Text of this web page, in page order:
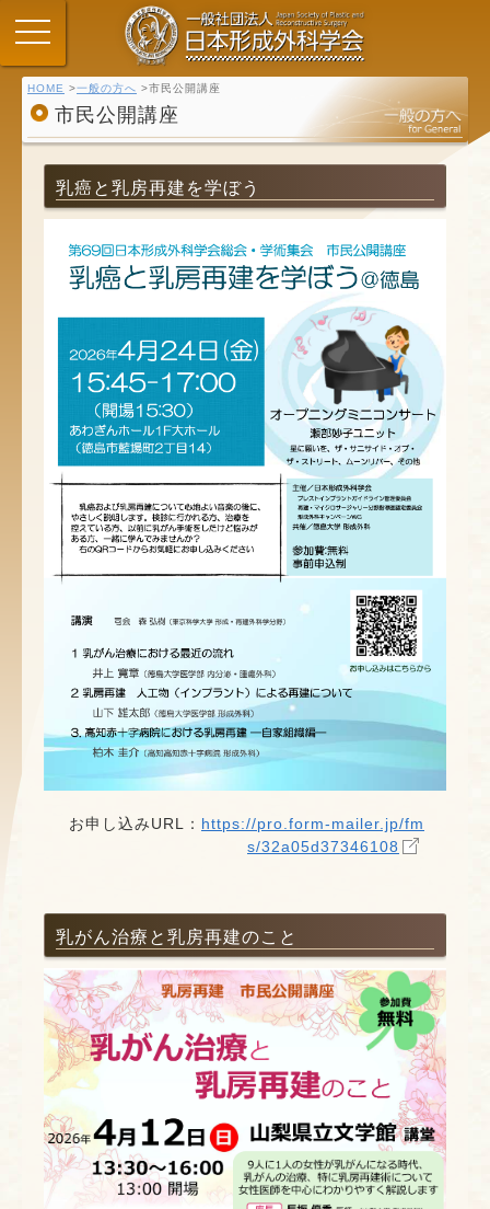
HOME 一般の方へ 市民公開講座
市民公開講座
乳癌と乳房再建を学ぼう
お申し込みURL： https://pro.form-mailer.jp/fm
s/32a05d37346108
乳がん治療と乳房再建のこと